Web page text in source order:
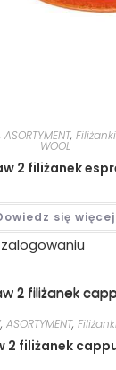
ASORTYMENT,
WOOL
2 filiżanek
się więcej
, ASORTYMENT,
2 filiżanek